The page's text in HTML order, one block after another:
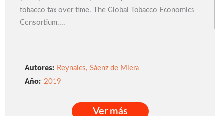
tobacco tax over time. The Global Tobacco Economics
Consortium....
Autores: Reynales, Sáenz de Miera
2019
Ver más